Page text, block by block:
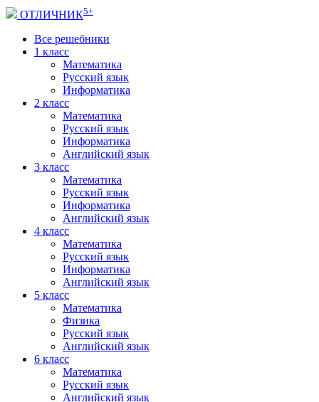
ОТЛИЧНИК5+
Все решебники
1 класс
Математика
Русский язык
Информатика
2 класс
Математика
Русский язык
Информатика
Английский язык
3 класс
Математика
Русский язык
Информатика
Английский язык
4 класс
Математика
Русский язык
Информатика
Английский язык
5 класс
Математика
Физика
Русский язык
Английский язык
6 класс
Математика
Русский язык
Английский язык